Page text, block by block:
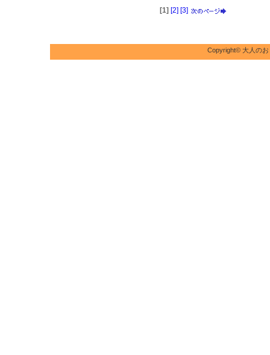
[1] [2] [3]
Copyright© 大人の